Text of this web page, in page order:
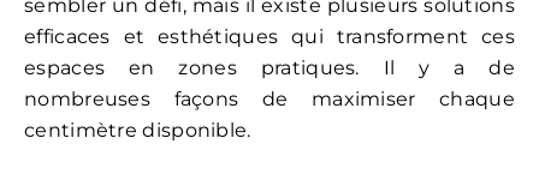
sembler un défi, mais il existe plusieurs solutions
efficaces et esthétiques qui transforment ces
espaces en zones pratiques. Il y a de
nombreuses façons de maximiser chaque
centimètre disponible.